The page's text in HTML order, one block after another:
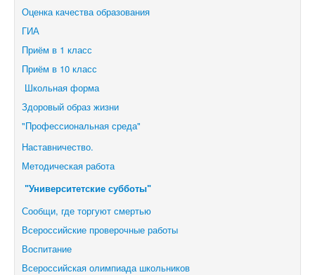
Оценка качества образования
ГИА
Приём в 1 класс
Приём в 10 класс
Школьная форма
Здоровый образ жизни
"Профессиональная среда"
Наставничество.
Методическая работа
"Университетские субботы"
Сообщи, где торгуют смертью
Всероссийские проверочные работы
Воспитание
Всероссийская олимпиада школьников